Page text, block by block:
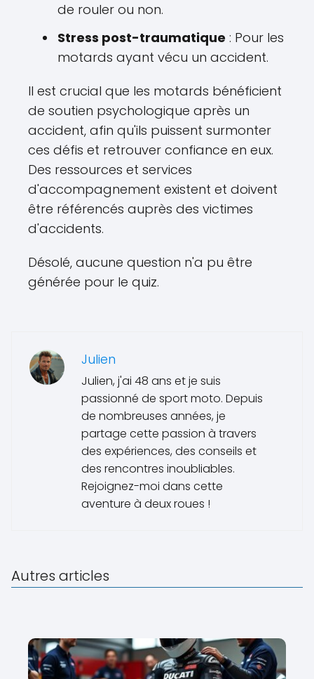
de rouler ou non.
Stress post-traumatique : Pour les
motards ayant vécu un accident.
Il est crucial que les motards bénéficient
de soutien psychologique après un
accident, afin qu'ils puissent surmonter
ces défis et retrouver confiance en eux.
Des ressources et services
d'accompagnement existent et doivent
être référencés auprès des victimes
d'accidents.
Désolé, aucune question n'a pu être
générée pour le quiz.
Julien
Julien, j'ai 48 ans et je suis
passionné de sport moto. Depuis
de nombreuses années, je
partage cette passion à travers
des expériences, des conseils et
des rencontres inoubliables.
Rejoignez-moi dans cette
aventure à deux roues !
Autres articles